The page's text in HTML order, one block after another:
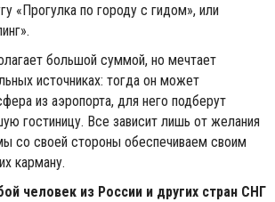
«Прогулка по городу с гидом», или
большой суммой, но мечтает
источниках: тогда он может
из аэропорта, для него подберут
гостиницу. Все зависит лишь от желания
со своей стороны обеспечиваем своим
карману.
человек из России и других стран СНГ